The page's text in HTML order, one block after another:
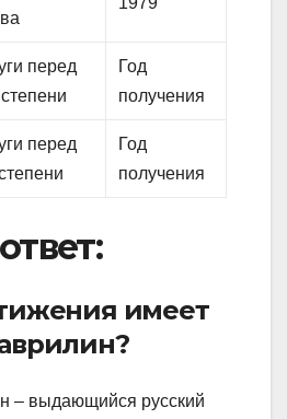
перед
Год
получения
перед
Год
получения
имеет
– выдающийся русский